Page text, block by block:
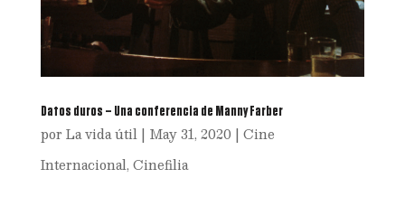
Datos duros – Una conferencia de Manny Farber
por La vida útil| May 31, 2020 | Cine
Internacional, Cinefilia